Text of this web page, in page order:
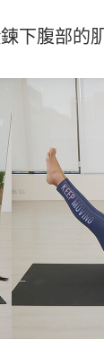
下腹部的